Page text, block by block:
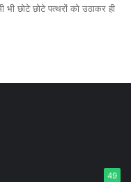
भी छोटे छोटे पत्थरों को उठाकर ही
49